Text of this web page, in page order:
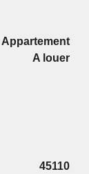
Appartement
A louer
45110